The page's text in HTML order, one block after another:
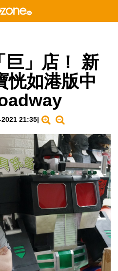
巨」店！ 新
恍如港版中
21:35|